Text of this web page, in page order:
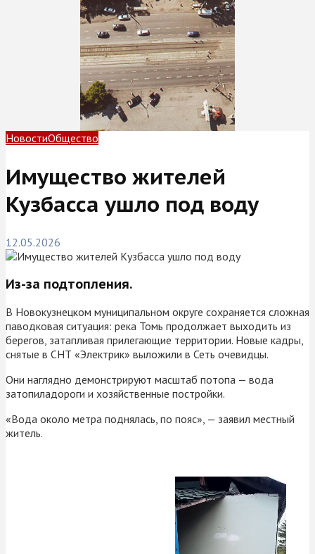
НовостиОбщество
Имущество жителей
Кузбасса ушло под воду
12.05.2026
Из-за подтопления.
В Новокузнецком муниципальном округе сохраняется сложная
паводковая ситуация: река Томь продолжает выходить из
берегов, затапливая прилегающие территории. Новые кадры,
снятые в СНТ «Электрик» выложили в Сеть очевидцы.
Они наглядно демонстрируют масштаб потопа — вода
затопиладороги и хозяйственные постройки.
«Вода около метра поднялась, по пояс», — заявил местный
житель.